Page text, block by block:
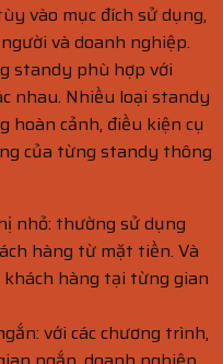
vào mục đích sử dụng,
và doanh nghiệp.
standy phù hợp với
nhau. Nhiều loại standy
hoàn cảnh, điều kiện cụ
của từng standy thông
nhỏ: thường sử dụng
hàng từ mặt tiền. Và
hàng tại từng gian
với các chương trình,